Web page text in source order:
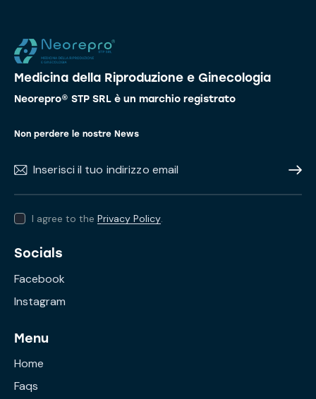
Medicina della Riproduzione e Ginecologia
Neorepro® STP SRL è un marchio registrato
Non perdere le nostre News
I agree to the Privacy Policy.
Socials
Facebook
Instagram
Menu
Home
Faqs